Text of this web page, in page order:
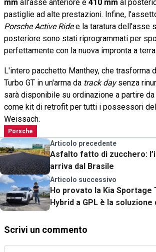
mm all'asse anteriore e 410 mm al
pastiglie ad alte prestazioni. Infine,
Porsche Active Ridee la taratura dell'asse
posteriore sono stati riprogrammati per
perfettamente con la nuova impronta a terra.
L'intero pacchetto Manthey, che trasforma
Turbo GT in un'arma da track daysenza
sarà disponibile su ordinazione a partire
come kit di retrofit per tutti i possessori
Weissach.
Porsche
Articolo precedente
Asfalto fatto di zucchero:
arriva dal Brasile
Articolo successivo
Ho provato la Kia Sportage
Hybrid a GPL è la
Scrivi un commento